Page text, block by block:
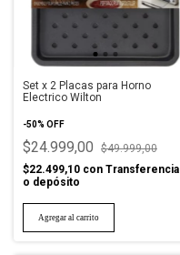
Set x 2 Placas para Horno
Electrico Wilton
-50% OFF
$24.999,00
$49.999,00
$22.499,10 con Transferencia
o depósito